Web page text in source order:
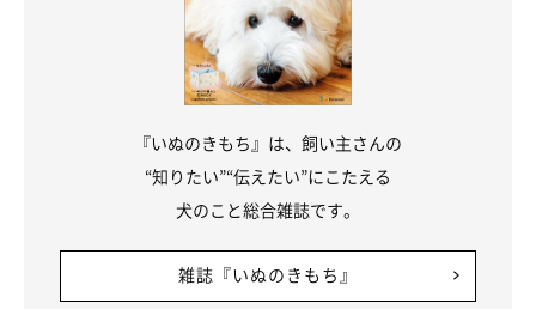
『いぬのきもち』は、飼い主さんの
“知りたい”“伝えたい”にこたえる
犬のこと総合雑誌です。
雑誌『いぬのきもち』